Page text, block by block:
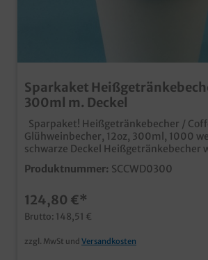
Sparkaket
300ml m. Deckel
Glühweinbecher, 12oz, 300ml, 1000
schwarze Deckel Heißgetränkebecher weiß aus
Hartpapier schwarze Kunststoffdeckel mit
Trinköffnung ideal als Coffee to go Becher,
Produktnummer: SCCWD0300
124,80 €*
Brutto: 148,51 €
zzgl. MwSt und Versandkosten